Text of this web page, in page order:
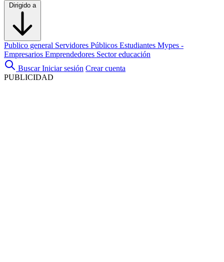
Dirigido a
Publico general Servidores Públicos Estudiantes Mypes -
Empresarios Emprendedores Sector educación
Buscar Iniciar sesión Crear cuenta
PUBLICIDAD